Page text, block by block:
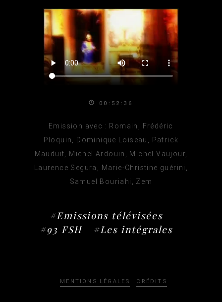
00:52:36
Emission avec : Romain, Frédéric
Ploquin, Dominique Loiseau, Patrick
Mauduit, Michel Ardouin, Michel Vaujour,
Laurence Segura, Marie-Christine guérini,
Samuel Bouriahi, Zem
#Emissions télévisées
#93 FSH
#Les intégrales
MENTIONS LÉGALES CRÉDITS